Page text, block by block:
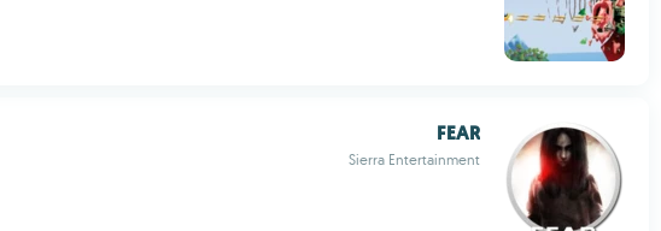
FEAR
Sierra Entertainment